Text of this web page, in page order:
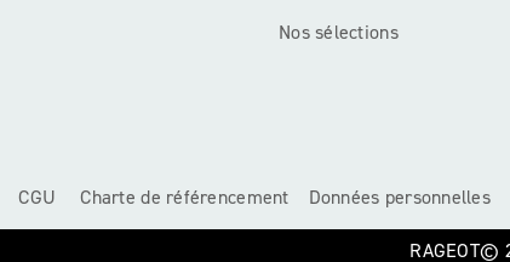
Nos sélections
CGU Charte de référencement Données personnelles
RAGEOT©